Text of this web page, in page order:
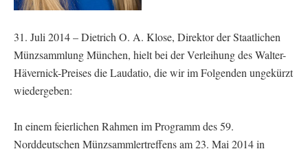
31. Juli 2014 – Dietrich O. A. Klose, Direktor der Staatlichen
Münzsammlung München, hielt bei der Verleihung des Walter-
Hävernick-Preises die Laudatio, die wir im Folgenden ungekürzt
wiedergeben:
In einem feierlichen Rahmen im Programm des 59.
Norddeutschen Münzsammlertreffens am 23. Mai 2014 in